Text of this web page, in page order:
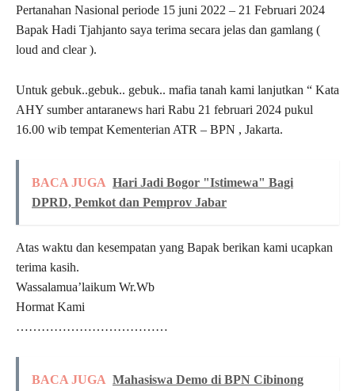
Pertanahan Nasional periode 15 juni 2022 – 21 Februari 2024
Bapak Hadi Tjahjanto saya terima secara jelas dan gamlang (
loud and clear ).
Untuk gebuk..gebuk.. gebuk.. mafia tanah kami lanjutkan “ Kata
AHY sumber antaranews hari Rabu 21 februari 2024 pukul
16.00 wib tempat Kementerian ATR – BPN , Jakarta.
BACA JUGA Hari Jadi Bogor "Istimewa" Bagi
DPRD, Pemkot dan Pemprov Jabar
Atas waktu dan kesempatan yang Bapak berikan kami ucapkan
terima kasih.
Wassalamua’laikum Wr.Wb
Hormat Kami
………………………………
BACA JUGA Mahasiswa Demo di BPN Cibinong